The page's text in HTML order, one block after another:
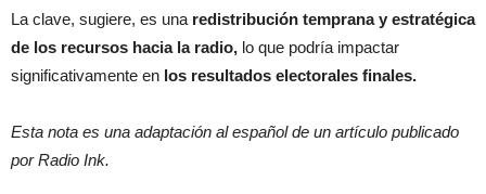
La clave, sugiere, es una redistribución temprana y estratégica
de los recursos hacia la radio, lo que podría impactar
significativamente en los resultados electorales finales.
Esta nota es una adaptación al español de un artículo publicado
por Radio Ink.